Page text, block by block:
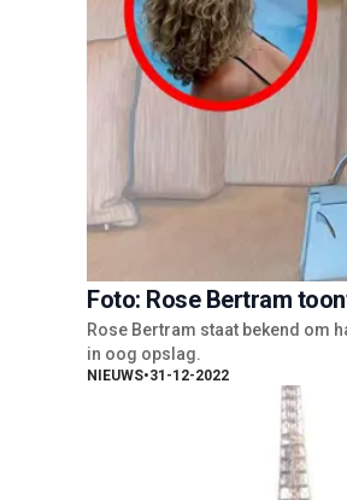
Foto: Rose Bertram
Rose Bertram staat bekend om
in oog opslag.
NIEUWS•31-12-2022